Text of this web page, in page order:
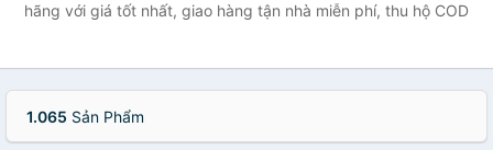
hãng với giá tốt nhất, giao hàng tận nhà miễn phí, thu hộ COD
1.065 Sản Phẩm